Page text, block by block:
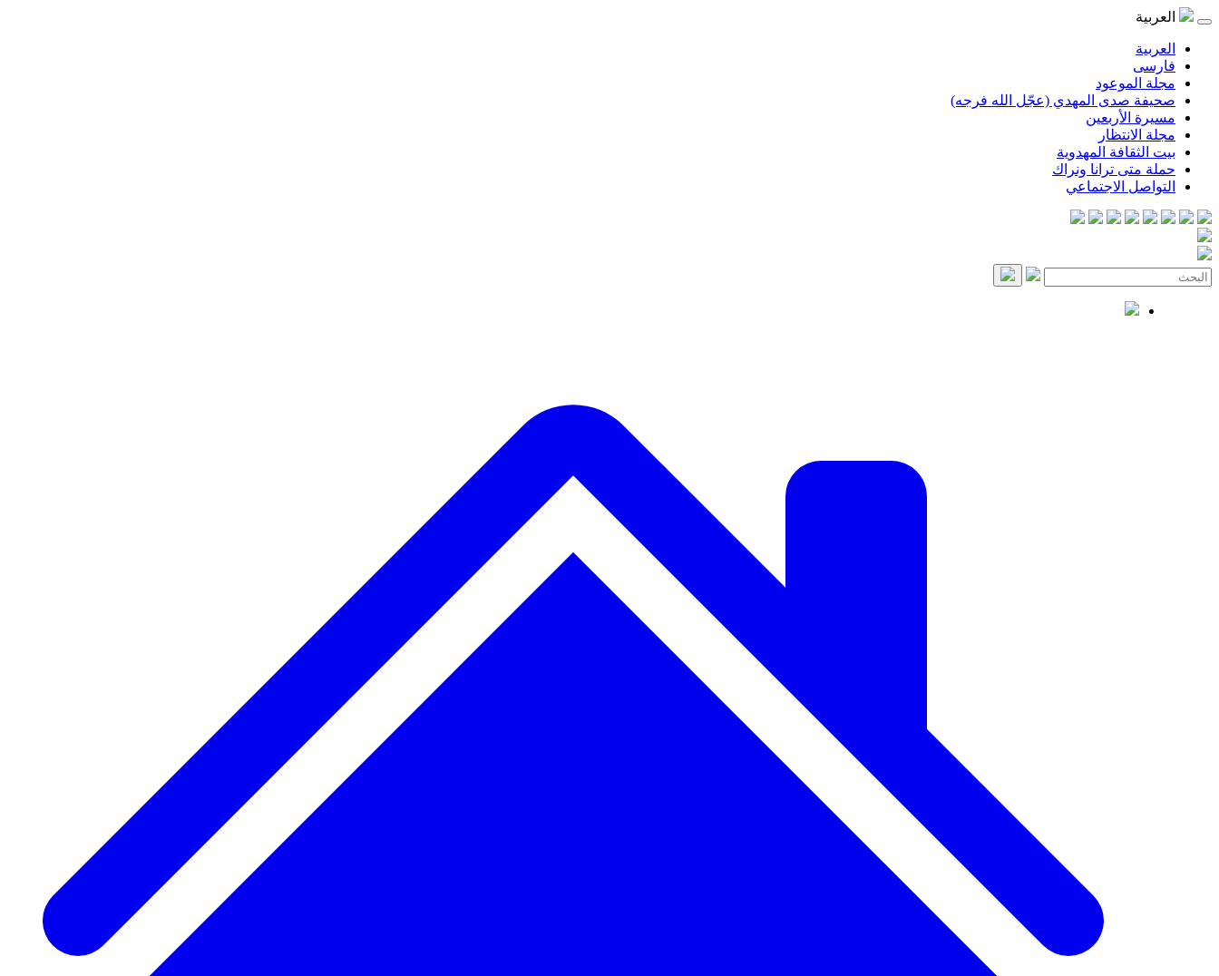
العربية
العربية
فارسی
مجلة الموعود
صحيفة صدى المهدي (عجّل الله فرجه)
مسيرة الأربعين
مجلة الانتظار
بيت الثقافة المهدوية
حملة متى ترانا ونراك
التواصل الاجتماعي